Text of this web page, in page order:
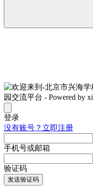
登录
没有账号？立即注册
手机号或邮箱
验证码
发送验证码